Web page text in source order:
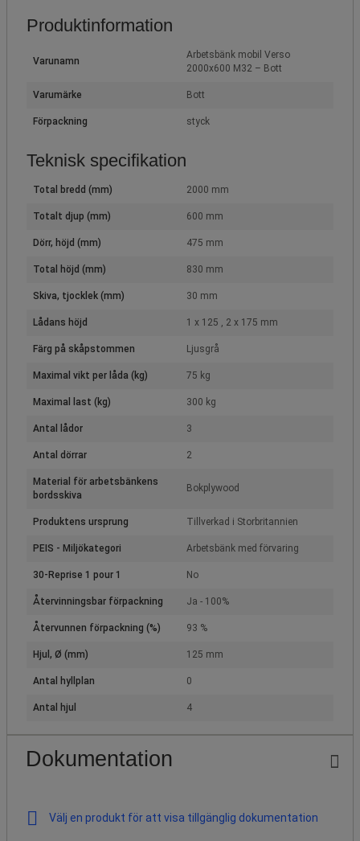
Produktinformation
Varunamn
Arbetsbänk mobil Verso
2000x600 M32 – Bott
Varumärke Bott
Förpackning styck
Teknisk specifikation
Total bredd (mm) 2000 mm
Totalt djup (mm) 600 mm
Dörr, höjd (mm) 475 mm
Total höjd (mm) 830 mm
Skiva, tjocklek (mm) 30 mm
Lådans höjd 1 x 125 , 2 x 175 mm
Färg på skåpstommen Ljusgrå
Maximal vikt per låda (kg) 75 kg
Maximal last (kg) 300 kg
Antal lådor 3
Antal dörrar 2
Material för arbetsbänkens
bordsskiva
Bokplywood
Produktens ursprung Tillverkad i Storbritannien
PEIS - Miljökategori Arbetsbänk med förvaring
30-Reprise 1 pour 1 No
Återvinningsbar förpackning Ja - 100%
Återvunnen förpackning (%) 93 %
Hjul, Ø (mm) 125 mm
Antal hyllplan 0
Antal hjul 4
Dokumentation
Välj en produkt för att visa tillgänglig dokumentation